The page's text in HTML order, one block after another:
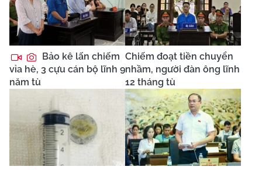
Bảo kê lấn chiếm
vỉa hè, 3 cựu cán bộ lĩnh 9
năm tù
Chiếm đoạt tiền chuyển
nhầm, người đàn ông lĩnh
12 tháng tù